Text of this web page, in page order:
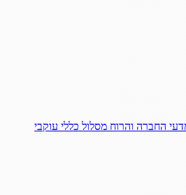
החברה והרוח מסלול כללי עוקבי